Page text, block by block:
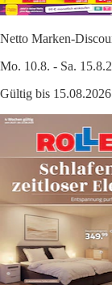
Netto Marken-
Mo. 10.8. - Sa.
Gültig bis 15.08.2026